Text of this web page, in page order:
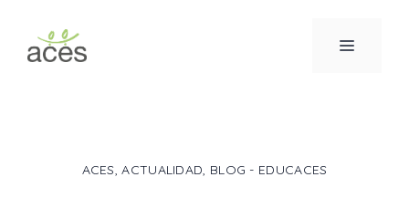
contenido
MENÚ
ACES,ACTUALIDAD, BLOG - EDUCACES